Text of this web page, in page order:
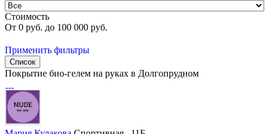
Стоимость
От 0 руб. до 100 000 руб.
Применить фильтры
Список
Покрытие био-гелем на руках в Долгопрудном